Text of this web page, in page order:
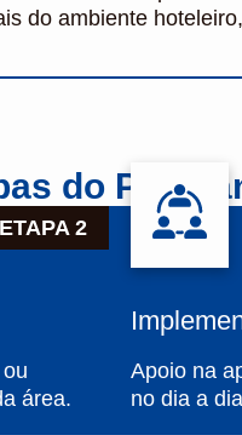
do ambiente
do
área.
ETAPA 2
Apoio na
no dia a